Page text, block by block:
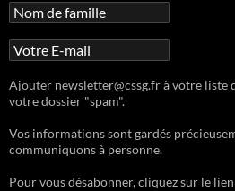
Ajouter newsletter@cssg.fr à votre liste
votre dossier "spam".
Vos informations sont gardés
communiquons à personne.
Pour vous désabonner, cliquez sur le